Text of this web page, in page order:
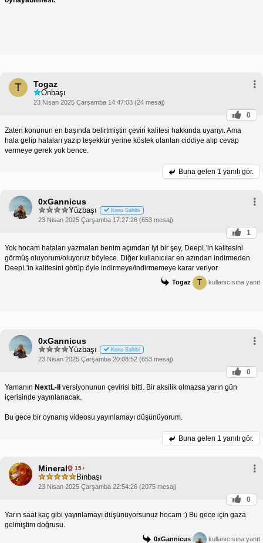
T Togaz
Onbaşı
23 Nisan 2025 Çarşamba 14:47:03 (24 mesaj)
0
Zaten konunun en başında belirtmiştin çeviri kalitesi hakkında uyarıyı. Ama
hala gelip hataları yazıp teşekkür yerine köstek olanları ciddiye alıp cevap
vermeye gerek yok bence.
Buna gelen 1 yanıtı gör.
0xGannicus
Yüzbaşı Konu Sahibi
23 Nisan 2025 Çarşamba 17:27:26 (653 mesaj)
1
Yok hocam hataları yazmaları benim açımdan iyi bir şey, DeepL'in kalitesini
görmüş oluyorum/oluyoruz böylece. Diğer kullanıcılar en azından indirmeden
DeepL'in kalitesini görüp öyle indirmeye/indirmemeye karar veriyor.
Togaz T kullanıcısına yanıt
0xGannicus
Yüzbaşı Konu Sahibi
23 Nisan 2025 Çarşamba 20:08:52 (653 mesaj)
0
Yamanın NextL-II
versiyonunun çevirisi bitti. Bir aksilik olmazsa yarın gün
içerisinde yayınlanacak.
Bu gece bir oynanış videosu yayınlamayı düşünüyorum.
Buna gelen 1 yanıtı gör.
Mineral 15+
Binbaşı
23 Nisan 2025 Çarşamba 22:54:26 (2075 mesaj)
0
Yarın saat kaç gibi yayınlamayı düşünüyorsunuz hocam :) Bu gece için gaza
gelmiştim doğrusu.
0xGannicus kullanıcısına yanıt